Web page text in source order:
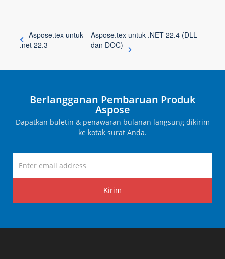
Aspose.tex untuk
.net 22.3
Aspose.tex untuk .NET 22.4 (DLL
dan DOC)
Berlangganan Pembaruan Produk
Aspose
Dapatkan buletin & penawaran bulanan langsung dikirim
ke kotak surat Anda.
Kirim